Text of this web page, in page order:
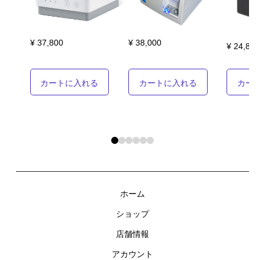
¥ 37,800
カートに入れる
¥ 38,000
カートに入れる
¥ 24,800
カート
0 1 2 3 4 5
ホーム
ショップ
店舗情報
アカウント